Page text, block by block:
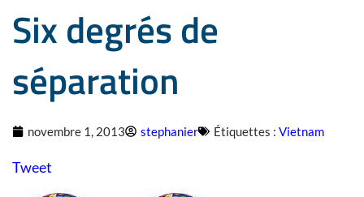
Six degrés de
séparation
novembre 1, 2013 stephanier Étiquettes : Vietnam
Tweet